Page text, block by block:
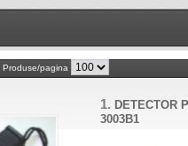
Produse/pagina
1. DETECTOR
3003B1